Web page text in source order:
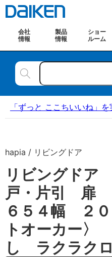
会社
情報
製品
情報
ショー
ルーム
「ずっと ここちいいね」
hapia / リビングドア
リビングド
戸・片引 扉
６５４幅 ２
トオーカー
し ラクラク